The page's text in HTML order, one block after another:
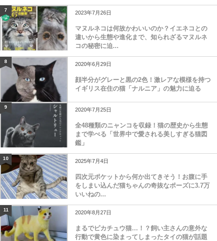
7 2023年7月26日
マヌルネコは何故かわいいのか？イエネコとの
違いから生態や進化まで、知られざるマヌルネ
コの秘密に迫...
8 2020年6月29日
顔半分がグレーと黒の2色！激レアな模様を持つ
イギリス在住の猫「ナルニア」の魅力に迫る
9 2020年7月25日
全48種類のニャンコを収録！猫の歴史から生態
まで学べる「世界中で愛される美しすぎる猫図
鑑」
10 2025年7月4日
四次元ポケットから何か出てきそう！お腹に手
をしまい込んだ猫ちゃんの奇抜なポーズに3.7万
いいねの...
11 2020年8月27日
まるでピカチュウ猫…！？飼い主さんの意外な
行動で黄色に染まってしまったタイの猫が話題